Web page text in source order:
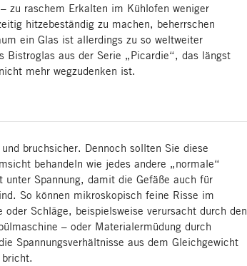
zu raschem Erkalten im Kühlofen weniger
hitzebeständig zu machen, beherrschen
ein Glas ist allerdings zu so weltweiter
Bistroglas aus der Serie „Picardie“, das längst
mehr wegzudenken ist.
bruchsicher. Dennoch sollten Sie diese
behandeln wie jedes andere „normale“
unter Spannung, damit die Gefäße auch für
So können mikroskopisch feine Risse im
Schläge, beispielsweise verursacht durch den
– oder Materialermüdung durch
Spannungsverhältnisse aus dem Gleichgewicht